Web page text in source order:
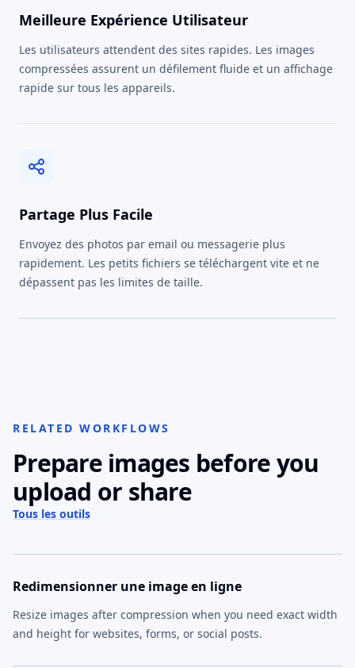
Meilleure Expérience Utilisateur
Les utilisateurs attendent des sites rapides. Les images
compressées assurent un défilement fluide et un affichage
rapide sur tous les appareils.
Partage Plus Facile
Envoyez des photos par email ou messagerie plus
rapidement. Les petits fichiers se téléchargent vite et ne
dépassent pas les limites de taille.
RELATED WORKFLOWS
Prepare images before you
upload or share
Tous les outils
Redimensionner une image en ligne
Resize images after compression when you need exact width
and height for websites, forms, or social posts.